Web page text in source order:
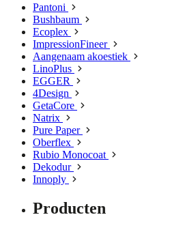
Pantoni
Bushbaum
Ecoplex
ImpressionFineer
Aangenaam akoestiek
LinoPlus
EGGER
4Design
GetaCore
Natrix
Pure Paper
Oberflex
Rubio Monocoat
Dekodur
Innoply
Producten